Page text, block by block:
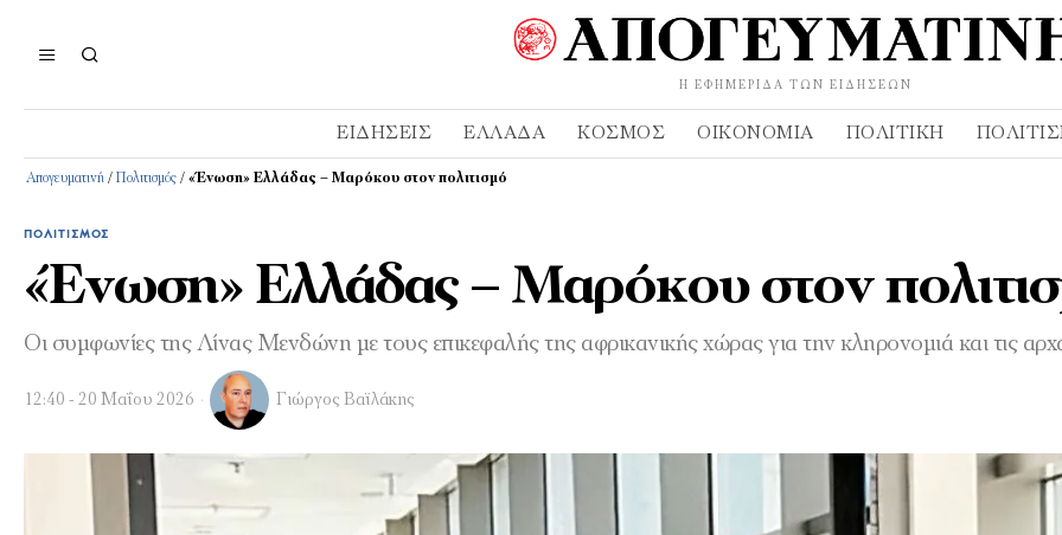
Η ΕΦΗΜΕΡΊΔΑ ΤΩΝ ΕΙΔΉΣΕΩΝ
ΕΙΔΉΣΕΙΣ ΕΛΛΆΔΑ ΚΌΣΜΟΣ ΟΙΚΟΝΟΜΊΑ ΠΟΛΙΤΙΚΉ
Απογευματινή / Πολιτισμός / «Ένωση» Ελλάδας – Μαρόκου στον πολιτισμό
ΠΟΛΙΤΙΣΜΌΣ
«Ένωση» Ελλάδας – Μαρόκου στον
Οι συμφωνίες της Λίνας Μενδώνη με τους επικεφαλής της αφρικανικής χώρας για την κληρονομιά και τις
12:40 - 20 Μαΐου 2026 Γιώργος Βαϊλάκης